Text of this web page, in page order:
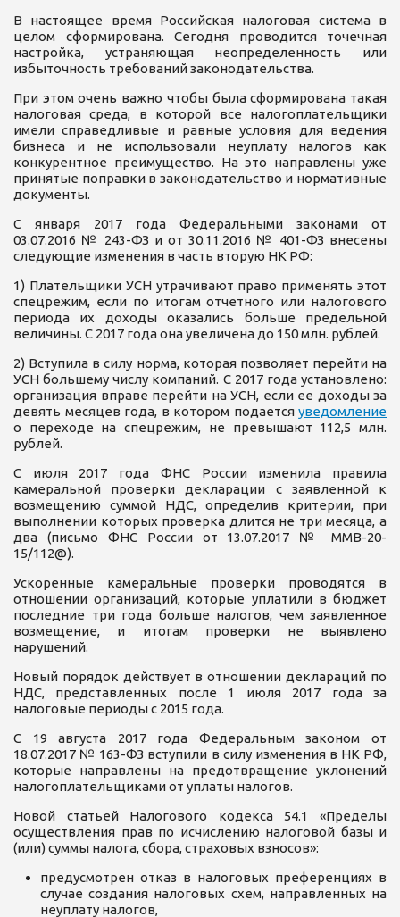
В настоящее время Российская налоговая система в
целом сформирована. Сегодня проводится точечная
настройка, устраняющая неопределенность или
избыточность требований законодательства.
При этом очень важно чтобы была сформирована такая
налоговая среда, в которой все налогоплательщики
имели справедливые и равные условия для ведения
бизнеса и не использовали неуплату налогов как
конкурентное преимущество. На это направлены уже
принятые поправки в законодательство и нормативные
документы.
С января 2017 года Федеральными законами от
03.07.2016 № 243-ФЗ и от 30.11.2016 № 401-ФЗ внесены
следующие изменения в часть вторую НК РФ:
1) Плательщики УСН утрачивают право применять этот
спецрежим, если по итогам отчетного или налогового
периода их доходы оказались больше предельной
величины. С 2017 года она увеличена до 150 млн. рублей.
2) Вступила в силу норма, которая позволяет перейти на
УСН большему числу компаний. С 2017 года установлено:
организация вправе перейти на УСН, если ее доходы за
девять месяцев года, в котором подается уведомление
о переходе на спецрежим, не превышают 112,5 млн.
рублей.
С июля 2017 года ФНС России изменила правила
камеральной проверки декларации с заявленной к
возмещению суммой НДС, определив критерии, при
выполнении которых проверка длится не три месяца, а
два (письмо ФНС России от 13.07.2017 № ММВ-20-
15/112@).
Ускоренные камеральные проверки проводятся в
отношении организаций, которые уплатили в бюджет
последние три года больше налогов, чем заявленное
возмещение, и итогам проверки не выявлено
нарушений.
Новый порядок действует в отношении деклараций по
НДС, представленных после 1 июля 2017 года за
налоговые периоды с 2015 года.
С 19 августа 2017 года Федеральным законом от
18.07.2017 № 163-ФЗ вступили в силу изменения в НК РФ,
которые направлены на предотвращение уклонений
налогоплательщиками от уплаты налогов.
Новой статьей Налогового кодекса 54.1 «Пределы
осуществления прав по исчислению налоговой базы и
(или) суммы налога, сбора, страховых взносов»:
предусмотрен отказ в налоговых преференциях в
случае создания налоговых схем, направленных на
неуплату налогов,